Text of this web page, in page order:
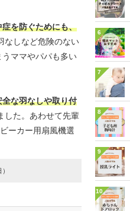
症を防ぐためにも、
なしなど危険のない
ママやパパも多い
全な羽なしや取り付
した。あわせて先輩
ーカー用扇風機選
6
7
8
9
10